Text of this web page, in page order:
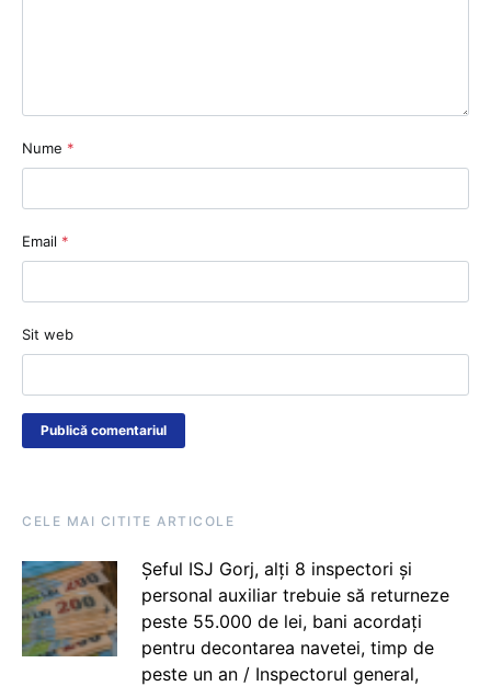
Nume *
Email *
Sit web
CELE MAI CITITE ARTICOLE
Șeful ISJ Gorj, alți 8 inspectori și
personal auxiliar trebuie să returneze
peste 55.000 de lei, bani acordați
pentru decontarea navetei, timp de
peste un an / Inspectorul general,